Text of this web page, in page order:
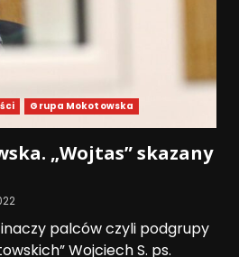
Grupa Mokotowska
„Wojtas” skazany
palców czyli podgrupy
Wojciech S. ps.